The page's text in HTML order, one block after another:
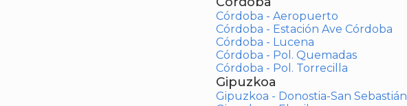
Córdoba - Aeropuerto
Córdoba - Estación Ave Córdoba
Córdoba - Lucena
Córdoba - Pol. Quemadas
Córdoba - Pol. Torrecilla
Gipuzkoa
Gipuzkoa - Donostia-San Sebastián